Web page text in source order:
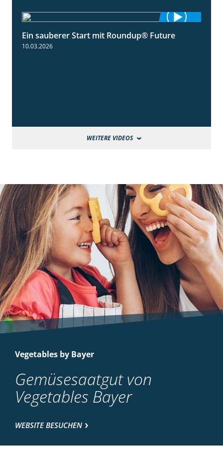
2:01
Ein sauberer Start mit Roundup® Future
10.03.2026
WEITERE VIDEOS
Vegetables by Bayer
Gemüsesaatgut von
Vegetables Bayer
WEBSITE BESUCHEN